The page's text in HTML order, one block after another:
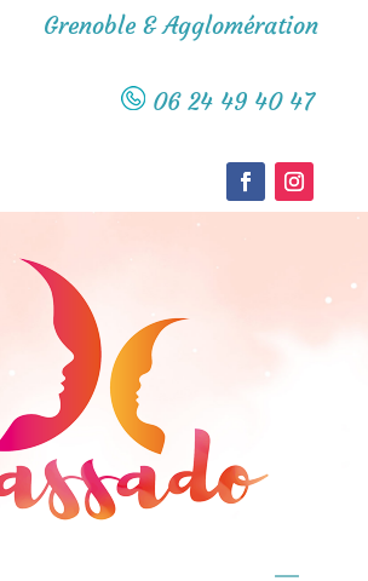
Grenoble & Agglomération
06 24 49 40 47